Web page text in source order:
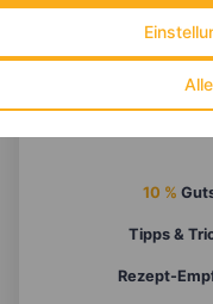
10 %
Tipps &
Rezept-